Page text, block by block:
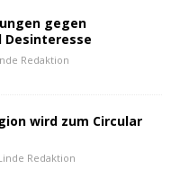
gegen
Desinteresse
Redaktion
wird zum Circular
Redaktion